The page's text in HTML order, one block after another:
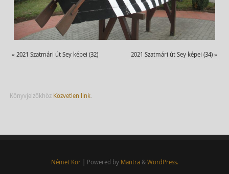
« 2021 Szatmári út Sey képei (32) 2021 Szatmári út Sey képei (34) »
Könyvjelzőkhöz Közvetlen link.
Német Kör| Powered by Mantra& WordPress.